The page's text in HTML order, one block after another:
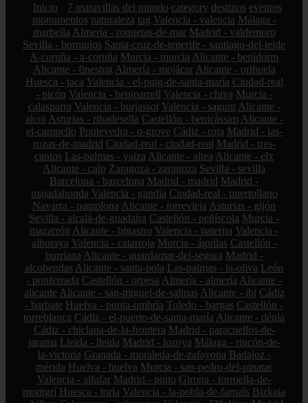
Inicio 7 maravillas del mundo category destinos eventos
monumentos naturaleza tag Valencia - valencia Málaga -
marbella Almería - roquetas-de-mar Madrid - valdemoro
Sevilla - bormujos Santa-cruz-de-tenerife - santiago-del-teide
A-coruña - a-coruña Murcia - murcia Alicante - benidorm
Alicante - finestrat Almería - mojácar Alicante - orihuela
Huesca - jaca Valencia - el-puig-de-santa-maría Ciudad-real
- picón Valencia - beniparrell Valencia - chiva Murcia -
calasparra Valencia - burjassot Valencia - sagunt Alicante -
alcoi Asturias - ribadesella Castellón - benicàssim Alicante -
el-campello Pontevedra - o-grove Cádiz - rota Madrid - las-
rozas-de-madrid Ciudad-real - ciudad-real Madrid - tres-
cantos Las-palmas - yaiza Alicante - altea Alicante - elx
Alicante - calp Zaragoza - zaragoza Sevilla - sevilla
Barcelona - barcelona Madrid - madrid Madrid -
majadahonda Valencia - gandia Ciudad-real - puertollano
Navarra - pamplona Alicante - torrevieja Asturias - gijón
Sevilla - alcalá-de-guadaíra Castellón - peñíscola Murcia -
mazarrón Alicante - bigastro Valencia - paterna Valencia -
alboraya Valencia - catarroja Murcia - águilas Castellón -
burriana Alicante - guardamar-del-segura Madrid -
alcobendas Alicante - santa-pola Las-palmas - la-oliva León
- ponferrada Castellón - orpesa Almería - almería Alicante -
alicante Alicante - san-miguel-de-salinas Alicante - ibi Cádiz
- barbate Huelva - punta-umbría Toledo - bargas Castellón -
torreblanca Cádiz - el-puerto-de-santa-maría Alicante - dénia
Cádiz - chiclana-de-la-frontera Madrid - paracuellos-de-
jarama Lleida - lleida Madrid - lozoya Málaga - rincón-de-
la-victoria Granada - moraleda-de-zafayona Badajoz -
mérida Huelva - huelva Murcia - san-pedro-del-pinatar
Valencia - alfafar Madrid - pinto Girona - torroella-de-
montgrí Huesca - torla Valencia - la-pobla-de-farnals Bizkaia